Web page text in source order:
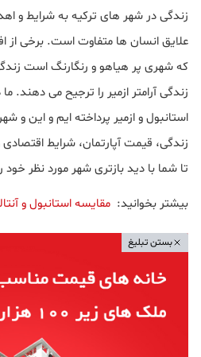
زندگی در شهر های ترکیه به شرایط و
علایق انسان ها متفاوت است. برخی از
که شهری پر هیاهو و رنگارنگ است
زندگی آرامتر ازمیر را ترجیح می دهند.
استانبول و ازمیر پرداخته ایم و این و
زندگی، قیمت آپارتمان، شرایط اقتصادی
تا شما با دید بازتری شهر مورد نظر خود
بیشتر بخوانید: مقایسه استانبول و
بستن تبلیغ